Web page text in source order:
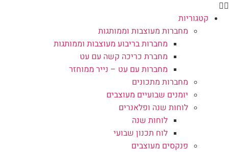
קטגוריות
מחברות מעוצבות וממותגות
מחברות בריבוע מעוצבות וממותגות
מחברת כריכה קשה עם עט
מחברות עם עט – נייר ממוחזר
מחברות מתכונים
יומנים שבועיים מעוצבים
לוחות שנה ופלאנרים
לוחות שנה
לוח תכנון שבועי
פנקסים מעוצבים